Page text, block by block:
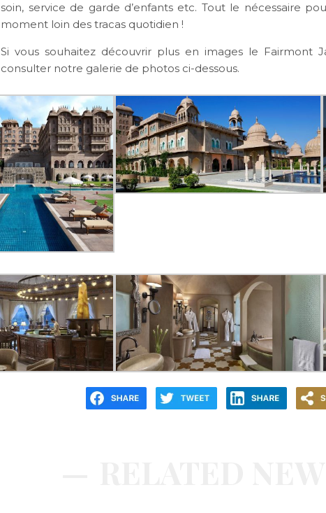
soin, service de garde d’enfants etc. Tout le nécessaire
moment loin des tracas quotidien !
Si vous souhaitez découvrir plus en images le Fairmont
consulter notre galerie de photos ci-dessous.